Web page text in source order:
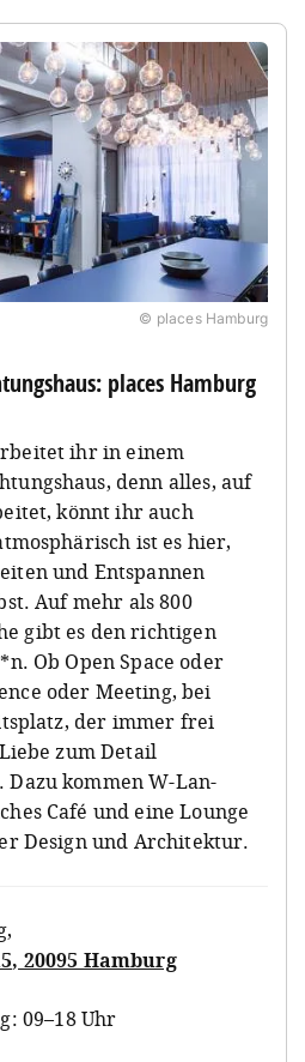
© places Hamburg
places Hamburg
ihr in einem
denn alles, auf
könnt ihr auch
ist es hier,
und Entspannen
Auf mehr als 800
gibt es den richtigen
Ob Open Space oder
oder Meeting, bei
der immer frei
zum Detail
kommen W-Lan-
Café und eine Lounge
Design und Architektur.
,
20095 Hamburg
09–18 Uhr